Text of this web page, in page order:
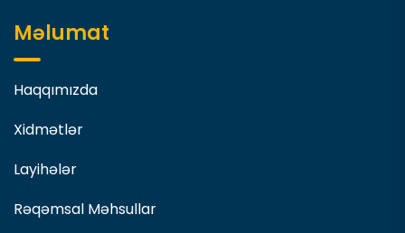
Məlumat
Haqqımızda
Xidmətlər
Layihələr
Rəqəmsal Məhsullar